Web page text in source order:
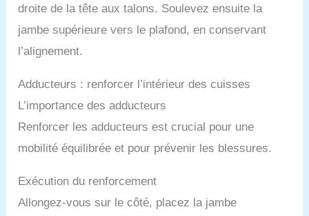
droite de la tête aux talons. Soulevez ensuite la
jambe supérieure vers le plafond, en conservant
l’alignement.
Adducteurs : renforcer l’intérieur des cuisses
L’importance des adducteurs
Renforcer les adducteurs est crucial pour une
mobilité équilibrée et pour prévenir les blessures.
Exécution du renforcement
Allongez-vous sur le côté, placez la jambe